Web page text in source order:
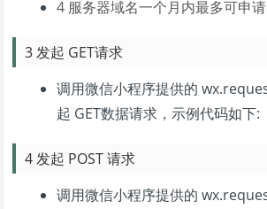
4 服务器域名一个月内最多可申
3 发起 GET请求
调用微信小程序提供的
起 GET数据请求，示例代码如下:
4 发起 POST 请求
调用微信小程序提供的